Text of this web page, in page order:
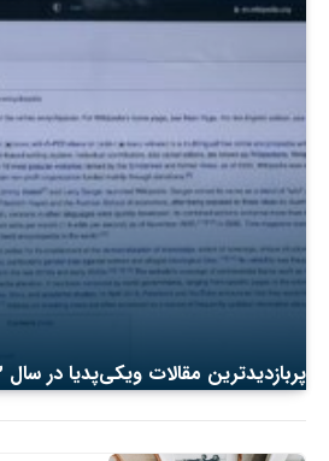
پربازدیدترین مقالات ویکی‌پدیا در سال ۲۰۲۳